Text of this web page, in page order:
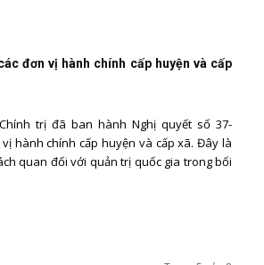
đơn vị hành chính cấp huyện và cấp
Chính trị đã ban hành Nghị quyết số 37-
hành chính cấp huyện và cấp xã. Đây là
quan đối với quản trị quốc gia trong bối